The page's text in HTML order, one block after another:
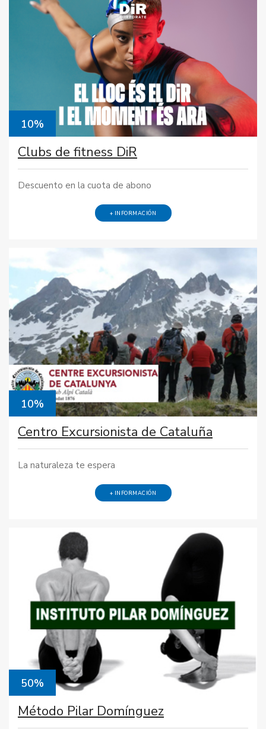
10%
Clubs de fitness DiR
Descuento en la cuota de abono
+ INFORMACIÓN
10%
Centro Excursionista de Cataluña
La naturaleza te espera
+ INFORMACIÓN
50%
Método Pilar Domínguez